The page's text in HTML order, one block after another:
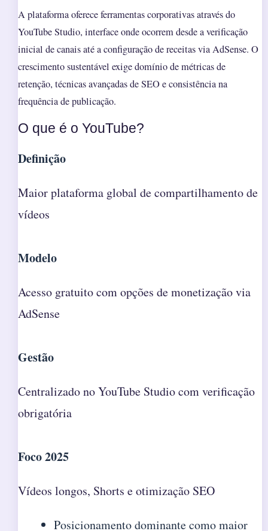
A plataforma oferece ferramentas corporativas através do
YouTube Studio, interface onde ocorrem desde a verificação
inicial de canais até a configuração de receitas via AdSense. O
crescimento sustentável exige domínio de métricas de
retenção, técnicas avançadas de SEO e consistência na
frequência de publicação.
O que é o YouTube?
Definição
Maior plataforma global de compartilhamento de
vídeos
Modelo
Acesso gratuito com opções de monetização via
AdSense
Gestão
Centralizado no YouTube Studio com verificação
obrigatória
Foco 2025
Vídeos longos, Shorts e otimização SEO
Posicionamento dominante como maior